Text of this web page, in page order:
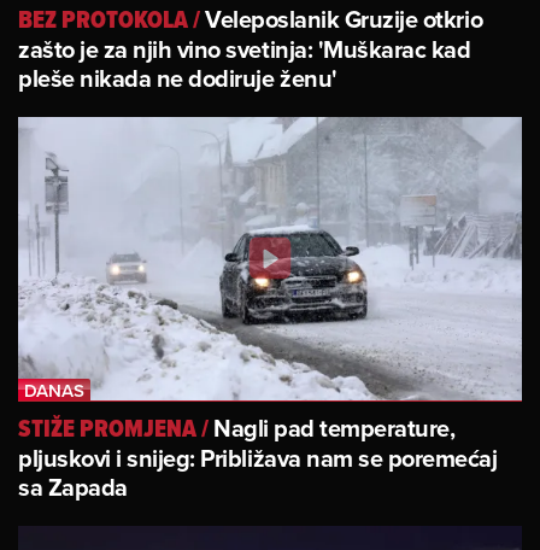
BEZ PROTOKOLA/Veleposlanik Gruzije otkrio
zašto je za njih vino svetinja: 'Muškarac kad
pleše nikada ne dodiruje ženu'
STIŽE PROMJENA/Nagli pad temperature,
pljuskovi i snijeg: Približava nam se poremećaj
sa Zapada